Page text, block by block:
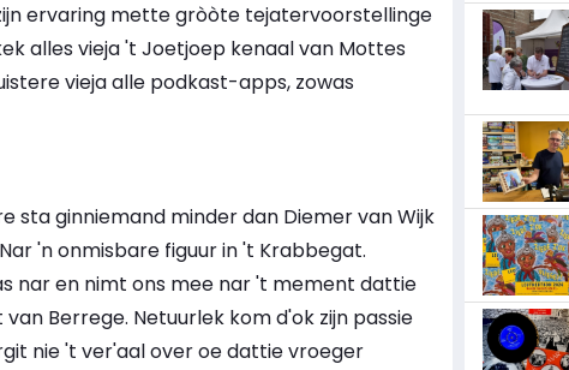
ervaring mette gròòte tejatervoorstellinge
alles vieja 't Joetjoep kenaal van Mottes
vieja alle podkast-apps, zowas
sta ginniemand minder dan Diemer van Wijk
'n onmisbare figuur in 't Krabbegat.
nar en nimt ons mee nar 't mement dattie
Berrege. Netuurlek kom d'ok zijn passie
nie 't ver'aal over oe dattie vroeger